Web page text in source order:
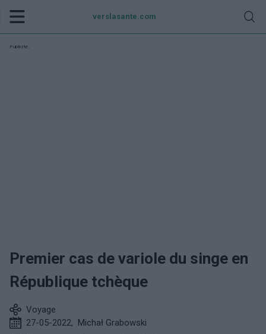
verslasante.com
Publicité:
Premier cas de variole du singe en
République tchèque
Voyage
27-05-2022, Michał Grabowski